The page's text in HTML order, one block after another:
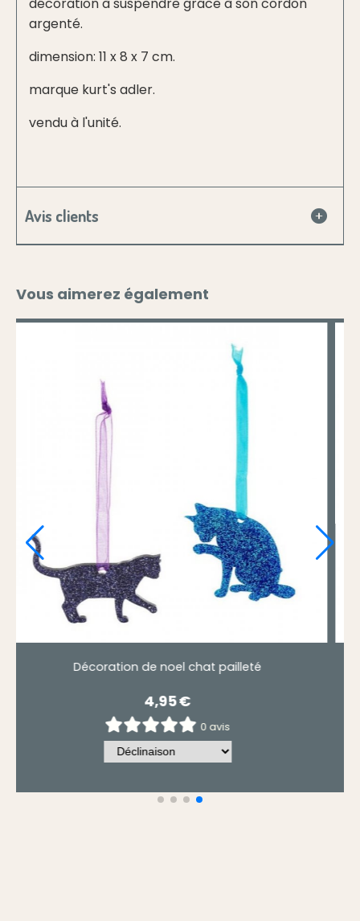
argenté.
dimension: 11 x 8 x 7 cm.
marque kurt's adler.
vendu à l'unité.
Avis clients
Vous aimerez également
noel chien d'ibiza pailleté rouge
0 avis